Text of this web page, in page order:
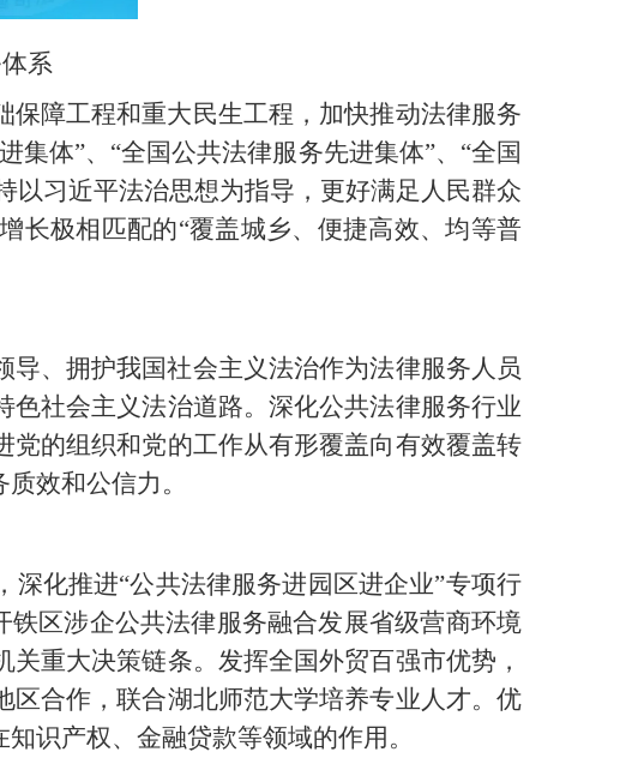
系
障工程和重大民生工程，加快推动法律服务
体”、“全国公共法律服务先进集体”、“全国
以习近平法治思想为指导，更好满足人民群众
长极相匹配的“覆盖城乡、便捷高效、均等普
、拥护我国社会主义法治作为法律服务人员
社会主义法治道路。深化公共法律服务行业
的组织和党的工作从有形覆盖向有效覆盖转
效和公信力。
化推进“公共法律服务进园区进企业”专项行
铁区涉企公共法律服务融合发展省级营商环境
重大决策链条。发挥全国外贸百强市优势，
合作，联合湖北师范大学培养专业人才。优
识产权、金融贷款等领域的作用。